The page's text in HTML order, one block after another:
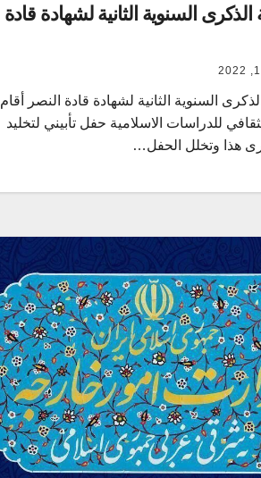
الذكرى السنوية الثانية لشهادة قادة
السنوية الثانية لشهادة قادة النصر أقام
للدراسات الاسلامية حفل تأبيني لتخليد
هذا وتخلل الحفل…